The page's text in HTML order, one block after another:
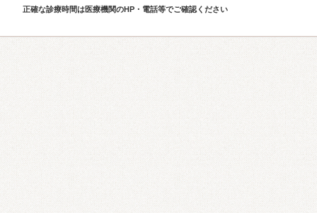
正確な診療時間は医療機関のHP・電話等でご確認ください